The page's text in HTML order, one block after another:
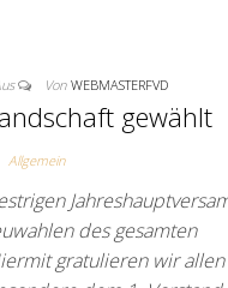
Von WEBMASTERFVD
gewählt
Allgemein
des gesamten
gratulieren wir